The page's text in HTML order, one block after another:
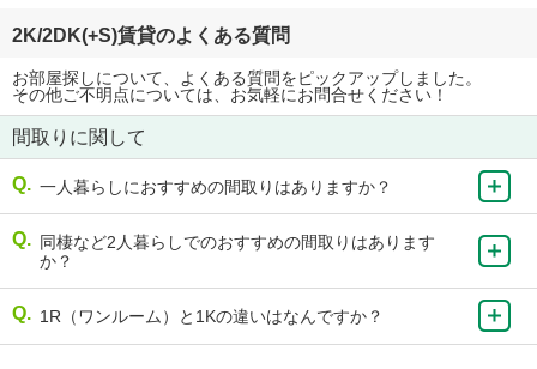
2K/2DK(+S)賃貸のよくある質問
お部屋探しについて、よくある質問をピックアップしました。
その他ご不明点については、お気軽にお問合せください！
間取りに関して
一人暮らしにおすすめの間取りはありますか？
同棲など2人暮らしでのおすすめの間取りはあります
か？
1R（ワンルーム）と1Kの違いはなんですか？